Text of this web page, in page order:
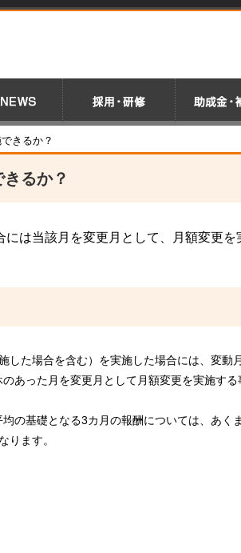
きるか？
るか？
は当該月を変更月として、月額変更を
した場合を含む）を実施した場合には、変動
あった月を変更月として月額変更を実施する
の基礎となる3カ月の報酬については、あく
ります。